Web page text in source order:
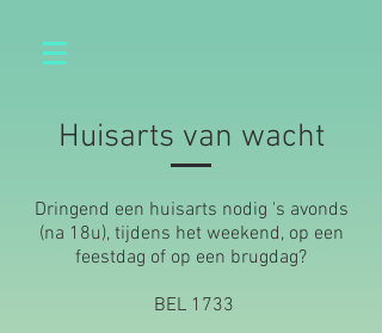
Huisarts van wacht
Dringend een huisarts nodig 's avonds
(na 18u), tijdens het weekend, op een
feestdag of op een brugdag?
BEL 1733